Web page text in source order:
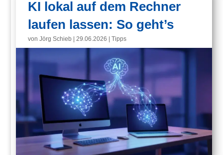
KI lokal auf dem Rechner
laufen lassen: So geht’s
vonJörg Schieb |29.06.2026 |Tipps